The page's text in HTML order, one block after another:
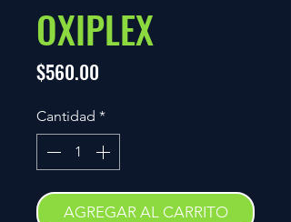
OXIPLEX
$560.00
Cantidad *
AGREGAR AL CARRITO